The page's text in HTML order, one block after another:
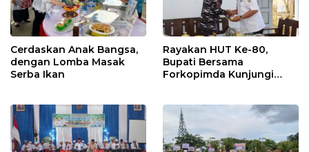
Cerdaskan Anak Bangsa,
dengan Lomba Masak
Serba Ikan
Rayakan HUT Ke-80,
Bupati Bersama
Forkopimda Kunjungi